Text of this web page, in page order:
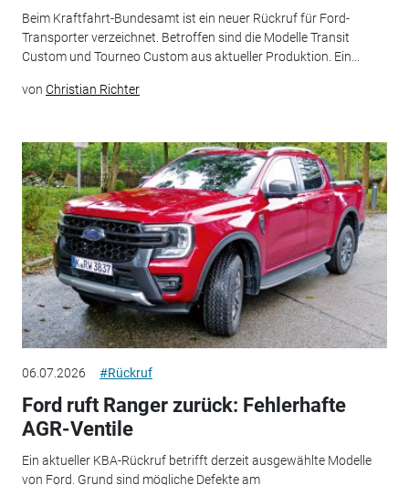
Beim Kraftfahrt-Bundesamt ist ein neuer Rückruf für Ford-
Transporter verzeichnet. Betroffen sind die Modelle Transit
Custom und Tourneo Custom aus aktueller Produktion. Ein...
von Christian Richter
06.07.2026 #Rückruf
Ford ruft Ranger zurück: Fehlerhafte
AGR-Ventile
Ein aktueller KBA-Rückruf betrifft derzeit ausgewählte Modelle
von Ford. Grund sind mögliche Defekte am